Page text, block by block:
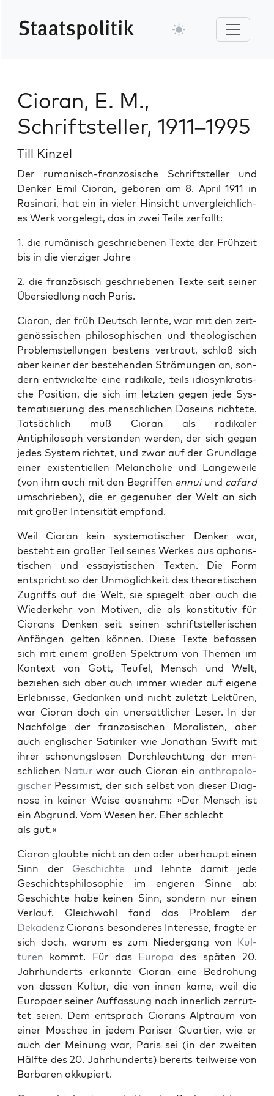
Cioran, E. M.,
Schriftsteller, 1911–1995
Till Kinzel
Der rumänisch-franzö­sis­che Schrift­steller und
Denker Emil Cio­ran, geboren am 8. April 1911 in
Rasi­nari, hat ein in viel­er Hin­sicht unver­gle­ich­lich­
es Werk vorgelegt, das in zwei Teile zer­fällt:
1. die rumänisch geschriebe­nen Texte der Frühzeit
bis in die vierziger Jahre
2. die franzö­sisch geschriebe­nen Texte seit sein­er
Über­sied­lung nach Paris.
Cio­ran, der früh Deutsch lernte, war mit den zeit­
genös­sis­chen philosophis­chen und the­ol­o­gis­chen
Prob­lem­stel­lun­gen bestens ver­traut, schloß sich
aber kein­er der beste­hen­den Strö­mungen an, son­
dern entwick­elte eine radikale, teils idiosynkratis­
che Posi­tion, die sich im let­zten gegen jede Sys­
tem­a­tisierung des men­schlichen Daseins richtete.
Tat­säch­lich muß Cio­ran als radikaler
Antiphilosoph ver­standen wer­den, der sich gegen
jedes Sys­tem richtet, und zwar auf der Grund­lage
ein­er exis­ten­tiellen Melan­cholie und Langeweile
(von ihm auch mit den Begrif­f­en ennuiund cafard
umschrieben), die er gegenüber der Welt an sich
mit großer Inten­sität emp­fand.
Weil Cio­ran kein sys­tem­a­tis­ch­er Denker war,
beste­ht ein großer Teil seines Werkes aus apho­ris­
tis­chen und essay­is­tis­chen Tex­ten. Die Form
entspricht so der Unmöglichkeit des the­o­retis­chen
Zugriffs auf die Welt, sie spiegelt aber auch die
Wiederkehr von Motiv­en, die als kon­sti­tu­tiv für
Cio­rans Denken seit seinen schrift­stel­lerischen
Anfän­gen gel­ten kön­nen. Diese Texte befassen
sich mit einem großen Spek­trum von The­men im
Kon­text von Gott, Teufel, Men­sch und Welt,
beziehen sich aber auch immer wieder auf eigene
Erleb­nisse, Gedanken und nicht zulet­zt Lek­türen,
war Cio­ran doch ein uner­sät­tlich­er Leser. In der
Nach­folge der franzö­sis­chen Moral­is­ten, aber
auch englis­ch­er Satirik­er wie Jonathan Swift mit
ihrer scho­nungslosen Durch­leuch­tung der men­
schlichen Natur war auch Cio­ran ein anthro­pol­o­
gis­ch­er Pes­simist, der sich selb­st von dieser Diag­
nose in kein­er Weise aus­nahm: »Der Men­sch ist
ein Abgrund. Vom Wesen her. Eher schlecht
als gut.«
Cio­ran glaubte nicht an den oder über­haupt einen
Sinn der Geschichte und lehnte damit jede
Geschicht­sphiloso­phie im engeren Sinne ab:
Geschichte habe keinen Sinn, son­dern nur einen
Ver­lauf. Gle­ich­wohl fand das Prob­lem der
Dekadenz Cio­rans beson­deres Inter­esse, fragte er
sich doch, warum es zum Nieder­gang von Kul­
turen kommt. Für das Europa des späten 20.
Jahrhun­derts erkan­nte Cio­ran eine Bedro­hung
von dessen Kul­tur, die von innen käme, weil die
Europäer sein­er Auf­fas­sung nach inner­lich zer­rüt­
tet seien. Dem entsprach Cio­rans Alp­traum von
ein­er Moschee in jedem Paris­er Quarti­er, wie er
auch der Mei­n­ung war, Paris sei (in der zweit­en
Hälfte des 20. Jahrhun­derts) bere­its teil­weise von
Bar­baren okkupiert.